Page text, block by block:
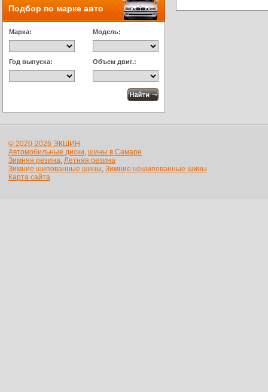
Подбор по марке авто
Марка: Модель:
Год выпуска: Объем двиг.:
© 2020-2026 ЭКШИН
Автомобильные диски, шины в Самаре
Зимняя резина, Летняя резина
Зимние шипованные шины, Зимние нешипованные шины
Карта сайта